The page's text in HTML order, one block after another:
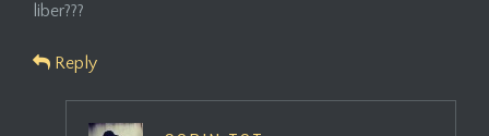
liber???
Reply